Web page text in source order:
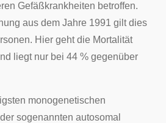
Gefäßkrankheiten betroffen.
aus dem Jahre 1991 gilt dies
Hier geht die Mortalität
liegt nur bei 44 % gegenüber
monogenetischen
sogenannten autosomal